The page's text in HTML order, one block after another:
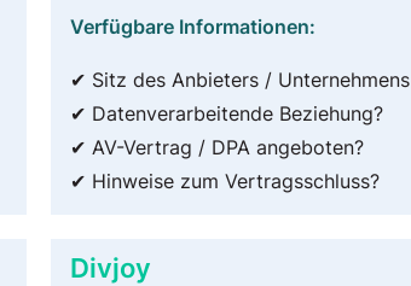
Verfügbare Informationen:
✔ Sitz des Anbieters / Unternehmens
✔ Datenverarbeitende Beziehung?
✔ AV-Vertrag / DPA angeboten?
✔ Hinweise zum Vertragsschluss?
Divjoy